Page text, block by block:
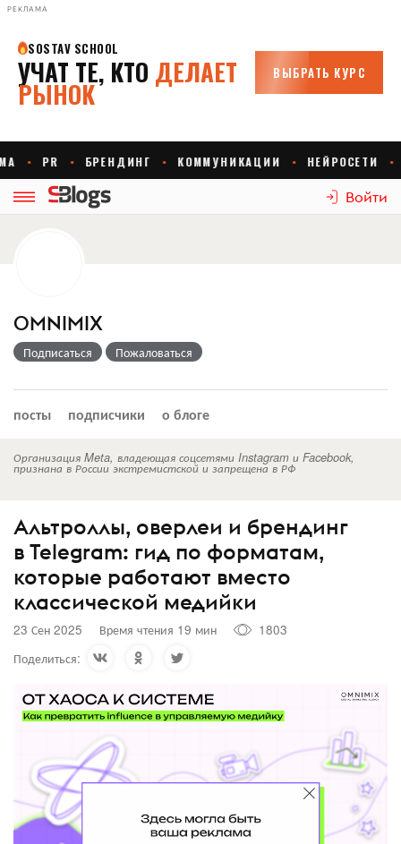
РЕКЛАМА
Войти
OMNIMIX
Подписаться Пожаловаться
посты подписчики о блоге
Организация Meta, владеющая соцсетями Instagram и Facebook,
признана в России экстремистской и запрещена в РФ
Альтроллы, оверлеи и брендинг
в Telegram: гид по форматам,
которые работают вместо
классической медийки
23 Сен 2025 Время чтения 19 мин
1803
Поделиться: